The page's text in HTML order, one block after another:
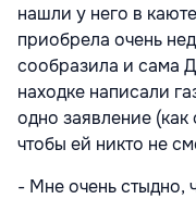
нашли у него в
приобрела очень
сообразила и сама
находке написали
одно заявление
чтобы ей никто не
- Мне очень стыдно,